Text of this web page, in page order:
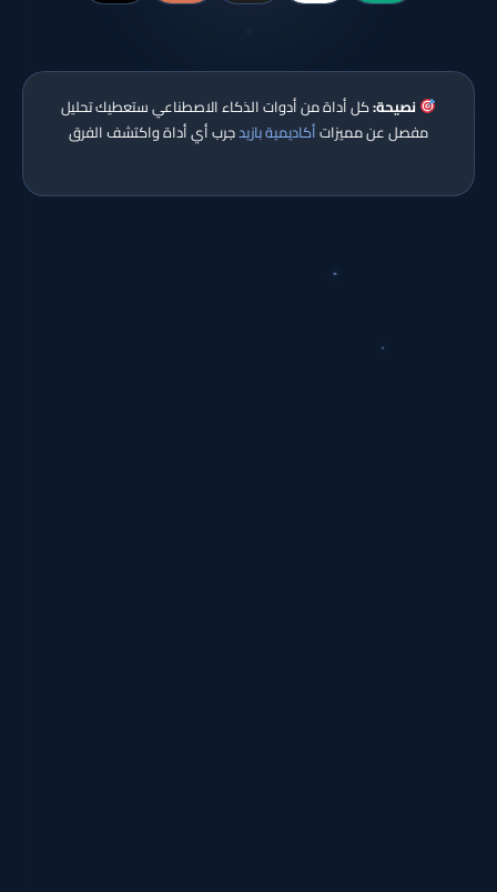
نصيحة:كل أداة من أدوات الذكاء الاصطناعي ستعطيك تحليل
مفصل عن مميزاتأكاديمية بازيدجرب أي أداة واكتشف الفرق